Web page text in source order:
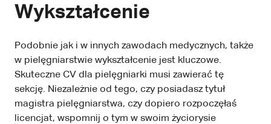
Wykształcenie
Podobnie jak i w innych zawodach medycznych, także
w pielęgniarstwie wykształcenie jest kluczowe.
Skuteczne CV dla pielęgniarki musi zawierać tę
sekcję. Niezależnie od tego, czy posiadasz tytuł
magistra pielęgniarstwa, czy dopiero rozpoczęłaś
licencjat, wspomnij o tym w swoim życiorysie